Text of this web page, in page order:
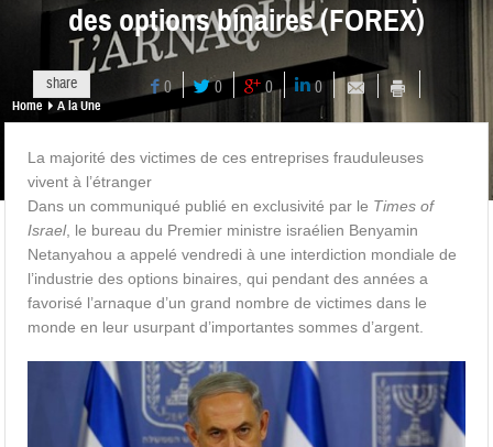
des options binaires (FOREX)
share 0 0 0 0
Home A la Une
La majorité des victimes de ces entreprises frauduleuses
vivent à l’étranger
Dans un communiqué publié en exclusivité par le Times of
Israel, le bureau du Premier ministre israélien Benyamin
Netanyahou a appelé vendredi à une interdiction mondiale de
l’industrie des options binaires, qui pendant des années a
favorisé l’arnaque d’un grand nombre de victimes dans le
monde en leur usurpant d’importantes sommes d’argent.